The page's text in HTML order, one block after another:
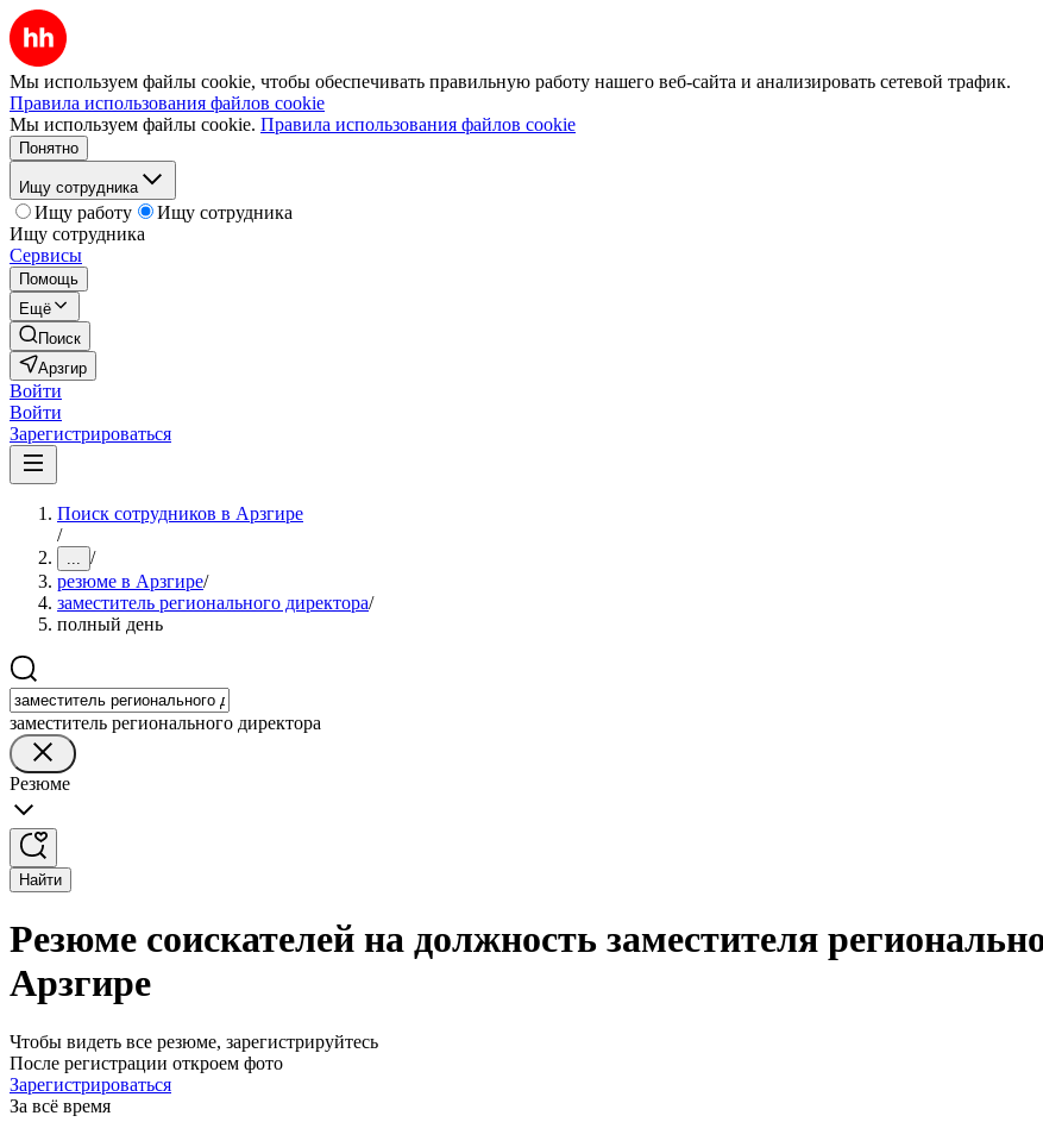
Мы используем файлы cookie, чтобы обеспечивать правильную работу нашего веб-сайта и анализировать сетевой трафик.
Правила использования файлов cookie
Мы используем файлы cookie. Правила использования файлов cookie
Понятно
Ищу сотрудника
Ищу работу
Ищу сотрудника
Ищу сотрудника
Сервисы
Помощь
Ещё
Поиск
Арзгир
Войти
Войти
Зарегистрироваться
Поиск сотрудников в Арзгире
/
... /
резюме в Арзгире/
заместитель регионального директора/
полный день
заместитель регионального директора
Резюме
Найти
Резюме соискателей на должность заместителя
Арзгире
Чтобы видеть все резюме, зарегистрируйтесь
После регистрации откроем фото
Зарегистрироваться
За всё время